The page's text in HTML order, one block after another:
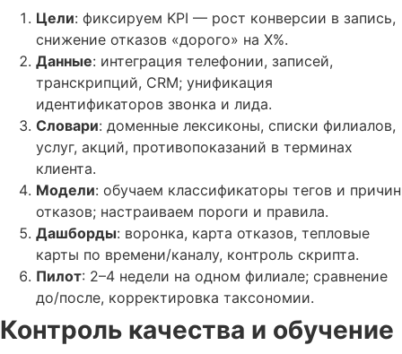
Цели: фиксируем KPI — рост конверсии в запись,
снижение отказов «дорого» на X%.
Данные: интеграция телефонии, записей,
транскрипций, CRM; унификация
идентификаторов звонка и лида.
Словари: доменные лексиконы, списки филиалов,
услуг, акций, противопоказаний в терминах
клиента.
Модели: обучаем классификаторы тегов и причин
отказов; настраиваем пороги и правила.
Дашборды: воронка, карта отказов, тепловые
карты по времени/каналу, контроль скрипта.
Пилот: 2–4 недели на одном филиале; сравнение
до/после, корректировка таксономии.
Контроль качества и обучение